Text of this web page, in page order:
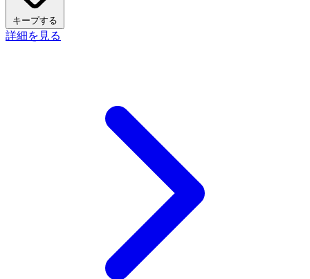
キープする
詳細を見る